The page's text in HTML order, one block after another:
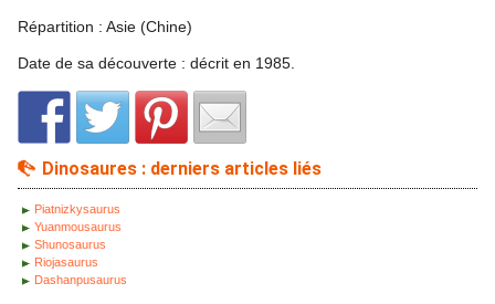
Répartition : Asie (Chine)
Date de sa découverte : décrit en 1985.
Dinosaures : derniers articles liés
Piatnizkysaurus
Yuanmousaurus
Shunosaurus
Riojasaurus
Dashanpusaurus